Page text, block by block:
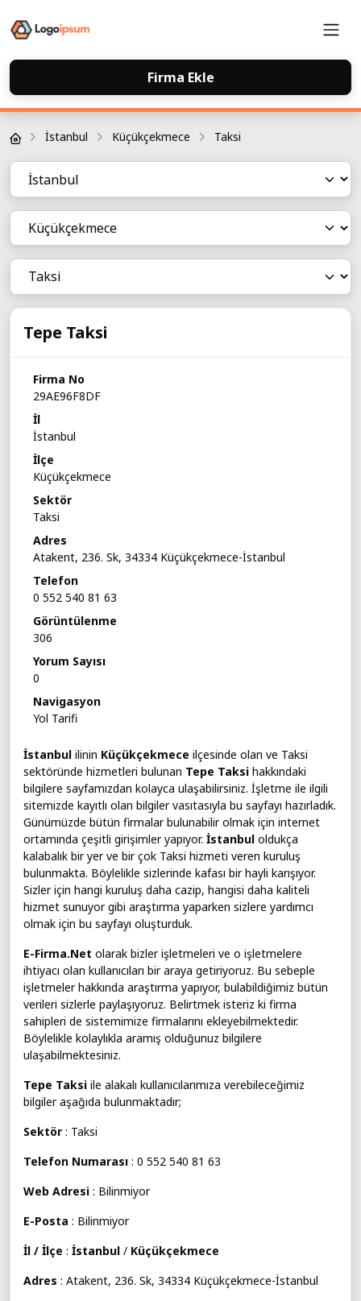
Firma Ekle
Firma Rehberi
İstanbul Küçükçekmece Taksi
Tepe Taksi
Firma No
29AE96F8DF
İl
İstanbul
İlçe
Küçükçekmece
Sektör
Taksi
Adres
Atakent, 236. Sk, 34334 Küçükçekmece-İstanbul
Telefon
0 552 540 81 63
Görüntülenme
306
Yorum Sayısı
0
Navigasyon
Yol Tarifi
İstanbul ilinin Küçükçekmece ilçesinde olan ve Taksi
sektöründe hizmetleri bulunan Tepe Taksi hakkındaki
bilgilere sayfamızdan kolayca ulaşabilirsiniz. İşletme ile ilgili
sitemizde kayıtlı olan bilgiler vasıtasıyla bu sayfayı hazırladık.
Günümüzde bütün firmalar bulunabilir olmak için internet
ortamında çeşitli girişimler yapıyor. İstanbul oldukça
kalabalık bir yer ve bir çok Taksi hizmeti veren kuruluş
bulunmakta. Böylelikle sizlerinde kafası bir hayli karışıyor.
Sizler için hangi kuruluş daha cazip, hangisi daha kaliteli
hizmet sunuyor gibi araştırma yaparken sizlere yardımcı
olmak için bu sayfayı oluşturduk.
E-Firma.Net olarak bizler işletmeleri ve o işletmelere
ihtiyacı olan kullanıcıları bir araya getiriyoruz. Bu sebeple
işletmeler hakkında araştırma yapıyor, bulabildiğimiz bütün
verileri sizlerle paylaşıyoruz. Belirtmek isteriz ki firma
sahipleri de sistemimize firmalarını ekleyebilmektedir.
Böylelikle kolaylıkla aramış olduğunuz bilgilere
ulaşabilmektesiniz.
Tepe Taksi ile alakalı kullanıcılarımıza verebileceğimiz
bilgiler aşağıda bulunmaktadır;
Sektör : Taksi
Telefon Numarası : 0 552 540 81 63
Web Adresi : Bilinmiyor
E-Posta : Bilinmiyor
İl / İlçe : İstanbul / Küçükçekmece
Adres : Atakent, 236. Sk, 34334 Küçükçekmece-İstanbul